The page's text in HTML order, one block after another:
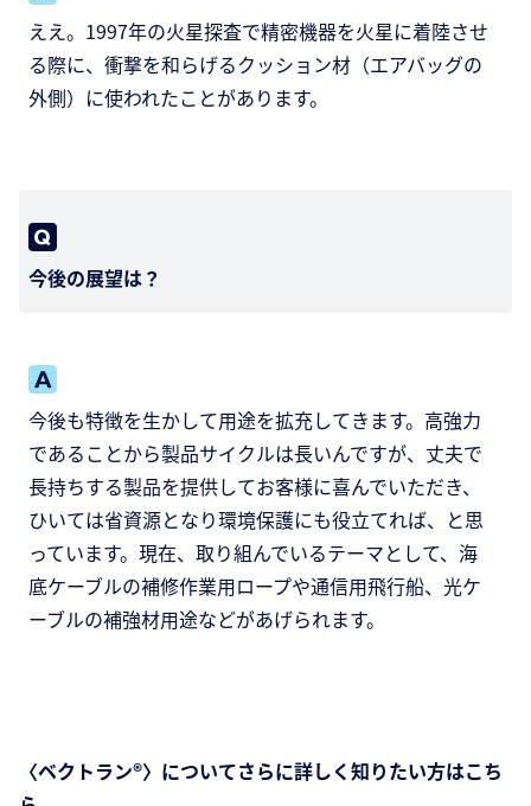
ええ。1997年の火星探査で精密機器を火星に着陸させ
る際に、衝撃を和らげるクッション材（エアバッグの
外側）に使われたことがあります。
今後の展望は？
今後も特徴を生かして用途を拡充してきます。高強力
であることから製品サイクルは長いんですが、丈夫で
長持ちする製品を提供してお客様に喜んでいただき、
ひいては省資源となり環境保護にも役立てれば、と思
っています。現在、取り組んでいるテーマとして、海
底ケーブルの補修作業用ロープや通信用飛行船、光ケ
ーブルの補強材用途などがあげられます。
〈ベクトラン®〉についてさらに詳しく知りたい方はこち